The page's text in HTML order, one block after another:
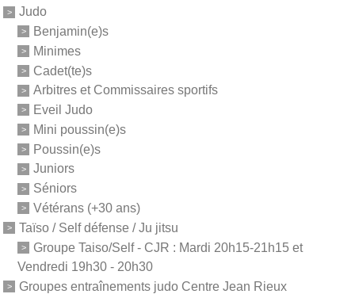
Judo
Benjamin(e)s
Minimes
Cadet(te)s
Arbitres et Commissaires sportifs
Eveil Judo
Mini poussin(e)s
Poussin(e)s
Juniors
Séniors
Vétérans (+30 ans)
Taïso / Self défense / Ju jitsu
Groupe Taiso/Self - CJR : Mardi 20h15-21h15 et
Vendredi 19h30 - 20h30
Groupes entraînements judo Centre Jean Rieux